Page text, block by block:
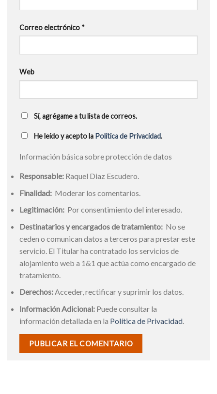
Correo electrónico *
Web
Sí, agrégame a tu lista de correos.
He leído y acepto la Política de Privacidad.
Información básica sobre protección de datos
Responsable: Raquel Diaz Escudero.
Finalidad: Moderar los comentarios.
Legitimación: Por consentimiento del interesado.
Destinatarios y encargados de tratamiento: No se
ceden o comunican datos a terceros para prestar este
servicio. El Titular ha contratado los servicios de
alojamiento web a 1&1 que actúa como encargado de
tratamiento.
Derechos:Acceder, rectificar y suprimir los datos.
Información Adicional: Puede consultar la
información detallada en la Política de Privacidad.